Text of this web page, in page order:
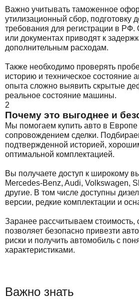
Важно учитывать таможенное
утилизационный сбор, подготовку
требования для регистрации в РФ.
или документах приводят к
дополнительным расходам.
Также необходимо проверять
историю и техническое состояние
опыта сложно выявить скрытые
реальное состояние машины.
2
Почему это выгоднее и
Мы помогаем купить авто в
сопровождением сделки.
подтвержденной историей,
оптимальной комплектацией.
Вы получаете доступ к широкому
Mercedes-Benz, Audi, Volkswagen,
другие. В том числе доступны
версии, редкие комплектации и
Заранее рассчитываем стоимость,
позволяет безопасно привезти
риски и получить автомобиль с
характеристиками.
Важно знать